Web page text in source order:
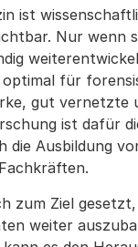
ist
Nur wenn
für
gut vernetzte
ist dafür
die Ausbildung
zum Ziel gesetzt,
weiter